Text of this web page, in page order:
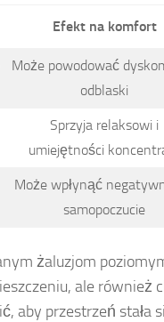
Efekt na komfort
Może powodować
odblaski
Sprzyja relaksowi i
umiejętności
Może wpłynąć
samopoczucie
żaluzjom
ale również
aby przestrzeń